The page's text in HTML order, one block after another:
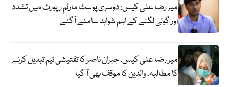
میر رضا علی کیس: دوسری پوسٹ مارٹم رپورٹ میں تشدد
اور گولی لگنے کے اہم شواہد سامنے آگئے
میر رضا علی کیس، جبران ناصر کا تفتیشی ٹیم تبدیل کرنے
کا مطالبہ، والدین کا موقف بھی آ گیا